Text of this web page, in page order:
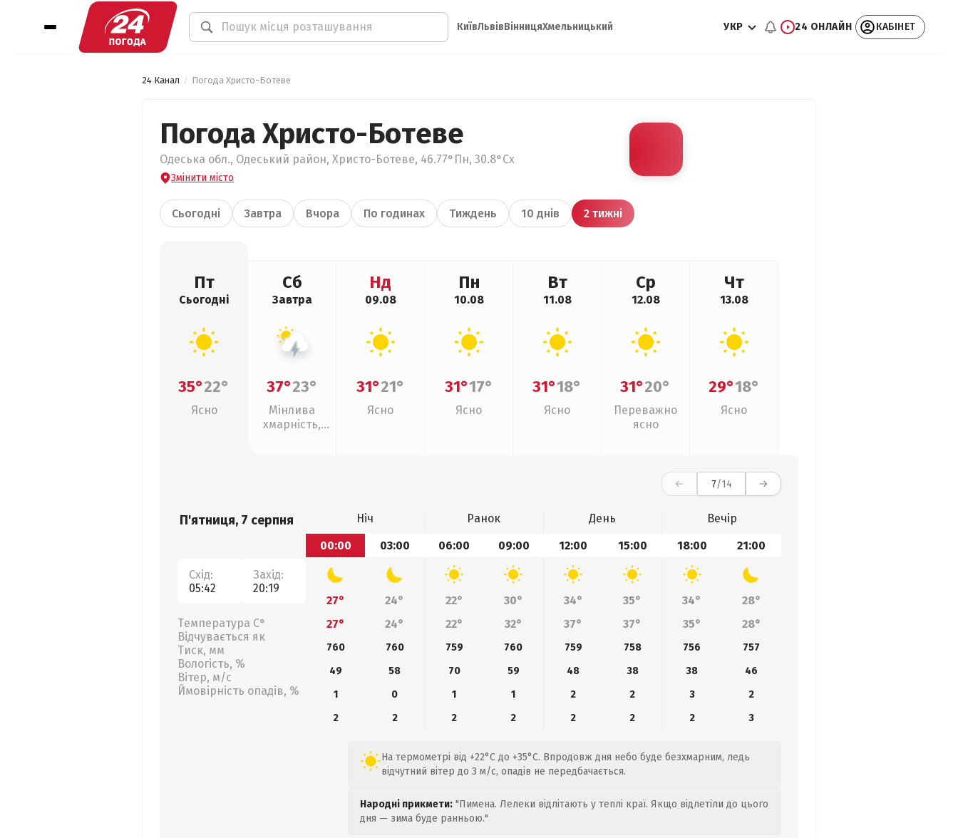
КиївЛьвівВінницяХмельницький УКР 24 ОНЛАЙН КАБІНЕТ
24 Канал Погода Христо-Ботеве
Погода Христо-Ботеве
Одеська обл., Одеський район, Христо-Ботеве, 46.77°Пн, 30.8°Сх
Змінити місто
Сьогодні Завтра Вчора По годинах Тиждень 10 днів 2 тижні
Пт
Сьогодні
35°22°
Ясно
Сб
Завтра
37°23°
Мінлива
хмарність,
Нд
09.08
31°21°
Ясно
Пн
10.08
31°17°
Ясно
Вт
11.08
31°18°
Ясно
Ср
12.08
31°20°
Переважно
ясно
Чт
13.08
29°18°
Ясно
7/14
П'ятниця, 7 серпня
Схід:
05:42
Захід:
20:19
Температура С°
Відчувається як
Тиск, мм
Вологість, %
Вітер, м/с
Ймовірність опадів, %
Ніч Ранок День
Вечір
00:00
03:00 06:00 09:00 12:00 15:00 18:00 21:00
27° 24° 22° 30° 34° 35° 34°
28°
27°
24° 22° 32° 37° 37° 35° 28°
760 760 759 760 759 758 756
757
49
58 70 59 48 38 38
46
1
0 1 1 2 2 3
2
2
2 2 2 2 2 2 3
На термометрі від +22°C до +35°C. Впродовж дня небо буде безхмарним, ледь
відчутний вітер до 3 м/с, опадів не передбачається.
Народні прикмети: "Пимена. Лелеки відлітають у теплі краї. Якщо відлетіли до цього
дня — зима буде ранньою."